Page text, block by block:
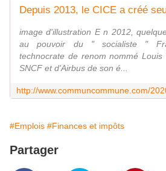
image d'illustration E n 2012,
au pouvoir du " socialiste "
technocrate de renom nommé Louis
SNCF et d'Airbus de son é...
#Emplois #Finances et impôts
Partager